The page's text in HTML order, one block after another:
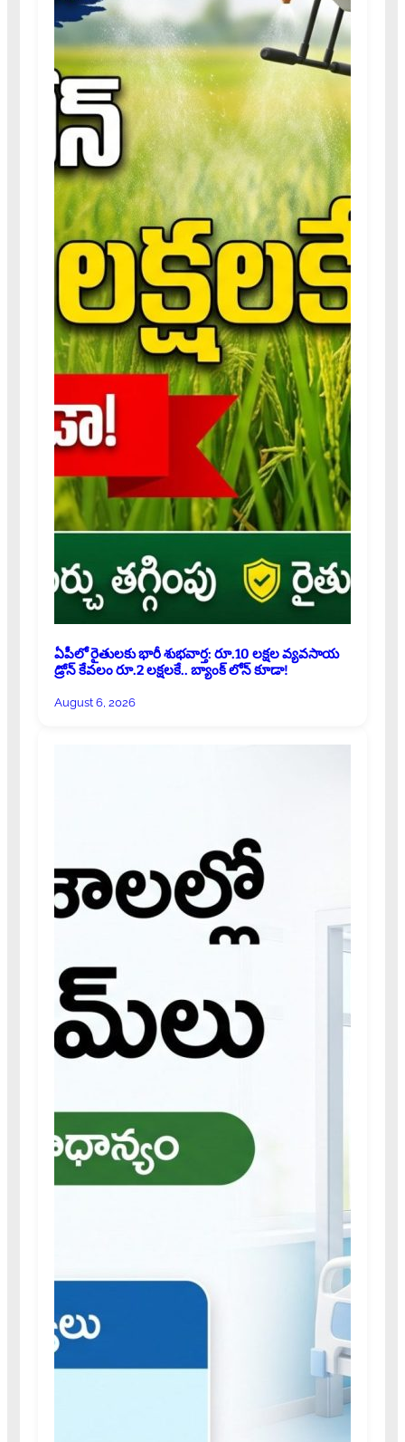
ఏపీలో రైతులకు భారీ శుభవార్త: రూ.10 లక్షల వ్యవసాయ
డ్రోన్ కేవలం రూ.2 లక్షలకే.. బ్యాంక్ లోన్ కూడా!
August 6, 2026